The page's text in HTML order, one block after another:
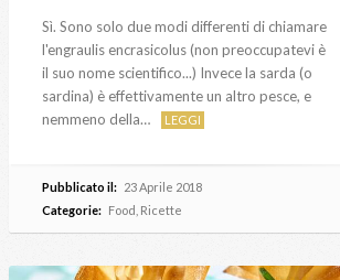
Sì. Sono solo due modi differenti di chiamare
l'engraulis encrasicolus (non preoccupatevi è
il suo nome scientifico...) Invece la sarda (o
sardina) è effettivamente un altro pesce, e
nemmeno della…
LEGGI
Pubblicato il: 23 Aprile 2018
Categorie: Food Ricette